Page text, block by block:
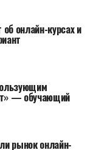
онлайн-курсах и
— обучающий
рынок онлайн-